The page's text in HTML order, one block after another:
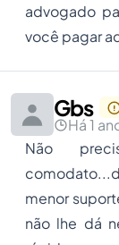
advogado
você pagar
Gbs
Há 1
Não
menor
não lhe dá